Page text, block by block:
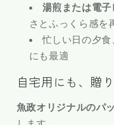
ト
の
数
量
減
ら
す
ト
の
数
増
す
湯煎または電
さとふっくら感を
忙しい日の夕
にも最適
自宅用にも、贈
魚政オリジナルのパ